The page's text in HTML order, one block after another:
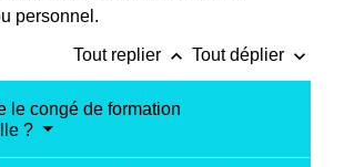
personnel.
Tout replier keyboard_arrow_up Tout déplier keyboard_arrow_down
le congé de formation
?